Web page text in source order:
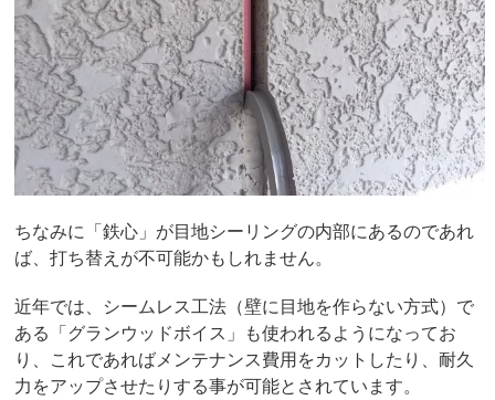
ちなみに「鉄心」が目地シーリングの内部にあるのであれ
ば、打ち替えが不可能かもしれません。
近年では、シームレス工法（壁に目地を作らない方式）で
ある「グランウッドボイス」も使われるようになってお
り、これであればメンテナンス費用をカットしたり、耐久
力をアップさせたりする事が可能とされています。